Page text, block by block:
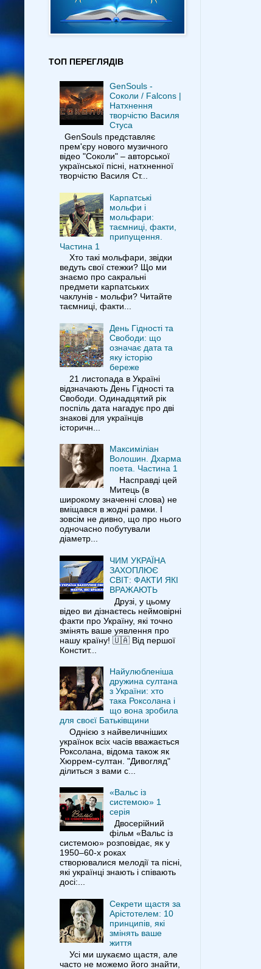
ТОП ПЕРЕГЛЯДІВ
GenSouls -
Соколи / Falcons |
Натхнення
творчістю Василя
Стуса
GenSouls представляє
прем'єру нового музичного
відео "Соколи" – авторської
української пісні, натхненної
творчістю Василя Ст...
Карпатські
мольфи і
мольфари:
таємниці, факти,
припущення.
Частина 1
Хто такі мольфари, звідки
ведуть свої стежки? Що ми
знаємо про сакральні
предмети карпатських
чаклунів - мольфи? Читайте
таємниці, факти...
День Гідності та
Свободи: що
означає дата та
яку історію
береже
21 листопада в Україні
відзначають День Гідності та
Свободи. Одинадцятий рік
поспіль дата нагадує про дві
знакові для українців
історичн...
Максиміліан
Волошин. Дхарма
поета. Частина 1
Насправді цей
Митець (в
широкому значенні слова) не
вміщався в жодні рамки. І
зовсім не дивно, що про нього
одночасно побутували
діаметр...
ЧИМ УКРАЇНА
ЗАХОПЛЮЄ
СВІТ: ФАКТИ ЯКІ
ВРАЖАЮТЬ
Друзі, у цьому
відео ви дізнаєтесь неймовірні
факти про Україну, які точно
змінять ваше уявлення про
нашу країну! 🇺🇦 Від першої
Констит...
Найулюбленіша
дружина султана
з України: хто
така Роксолана і
що вона зробила
для своєї Батьківщини
Однією з найвеличніших
українок всіх часів вважається
Роксолана, відома також як
Хюррем-султан. "Дивогляд"
ділиться з вами с...
«Вальс із
системою» 1
серія
Двосерійний
фільм «Вальс із
системою» розповідає, як у
1950–60-х роках
створювалися мелодії та пісні,
які українці знають і співають
досі:...
Секрети щастя за
Арістотелем: 10
принципів, які
змінять ваше
життя
Усі ми шукаємо щастя, але
часто не можемо його знайти,